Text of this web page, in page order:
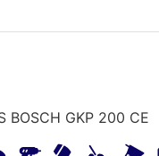
BOSCH GKP 200 CE